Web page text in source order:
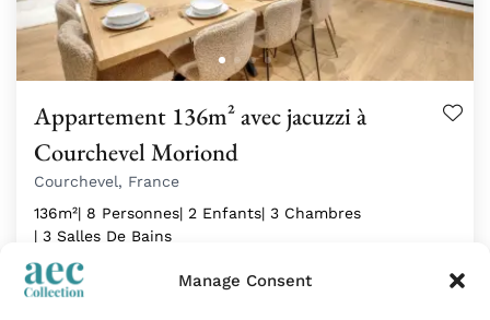
Manage Consent
Appartement 136m² avec jacuzzi à
Courchevel Moriond
Courchevel, France
136m²| 8 Personnes| 2 Enfants| 3 Chambres
| 3 Salles De Bains
Situé à l'entrée de Courchevel Moriond, dans le